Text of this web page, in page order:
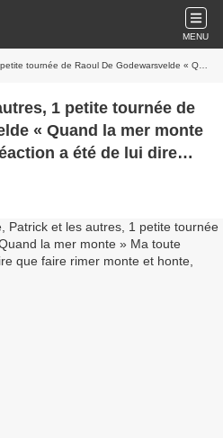
MENU
la mer monte » Ma toute première réaction a été de lui dire que faire rimer monte et honte, c’était vraiment nul !
1 petite tournée de
« Quand la mer monte
a été de lui dire
honte, c’était vraiment